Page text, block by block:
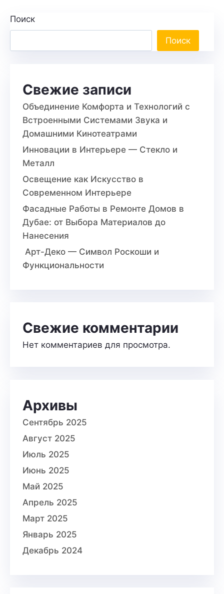
Поиск
Поиск
Свежие записи
Объединение Комфорта и Технологий с
Встроенными Системами Звука и
Домашними Кинотеатрами
Инновации в Интерьере — Стекло и
Металл
Освещение как Искусство в
Современном Интерьере
Фасадные Работы в Ремонте Домов в
Дубае: от Выбора Материалов до
Нанесения
Арт-Деко — Символ Роскоши и
Функциональности
Свежие комментарии
Нет комментариев для просмотра.
Архивы
Сентябрь 2025
Август 2025
Июль 2025
Июнь 2025
Май 2025
Апрель 2025
Март 2025
Январь 2025
Декабрь 2024